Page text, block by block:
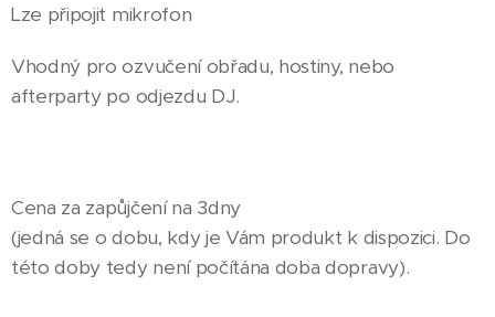
Lze připojit mikrofon
Vhodný pro ozvučení obřadu, hostiny, nebo
afterparty po odjezdu DJ.
Cena za zapůjčení na 3dny
(jedná se o dobu, kdy je Vám produkt k dispozici. Do
této doby tedy není počítána doba dopravy).